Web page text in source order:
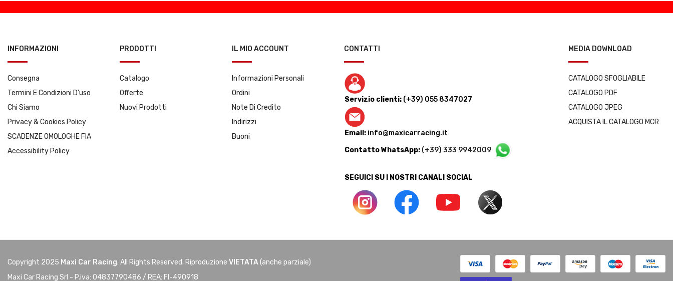
INFORMAZIONI
Consegna
Termini E Condizioni D'uso
Chi Siamo
Privacy & Cookies Policy
SCADENZE OMOLOGHE FIA
Accessibility Policy
PRODOTTI
Catalogo
Offerte
Nuovi Prodotti
IL MIO ACCOUNT
Informazioni Personali
Ordini
Note Di Credito
Indirizzi
Buoni
CONTATTI
Servizio clienti: (+39) 055 8347027
Email: info@maxicarracing.it
Contatto WhatsApp: (+39) 333 9942009
SEGUICI SU I NOSTRI CANALI SOCIAL
MEDIA DOWNLOAD
CATALOGO SFOGLIABILE
CATALOGO PDF
CATALOGO JPEG
ACQUISTA IL CATALOGO MCR
Copyright 2025 Maxi Car Racing. All Rights Reserved. Riproduzione VIETATA(anche parziale)
Maxi Car Racing Srl - P.iva: 04837790486 / REA: FI-490918